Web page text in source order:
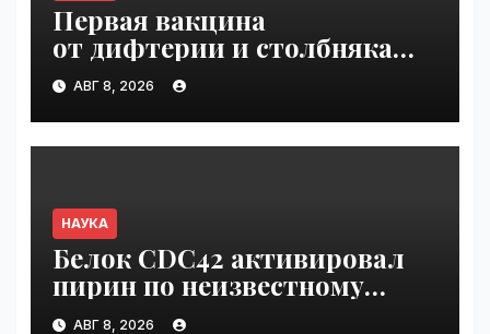
Первая вакцина
от дифтерии и столбняка
с хранением без
холодильника прошла
первую фазу испытаний |
VseTime.ru
АВГ 8, 2026
НАУКА
Белок CDC42 активировал
пирин по неизвестному
ранее механизму | VseTime.ru
АВГ 8, 2026